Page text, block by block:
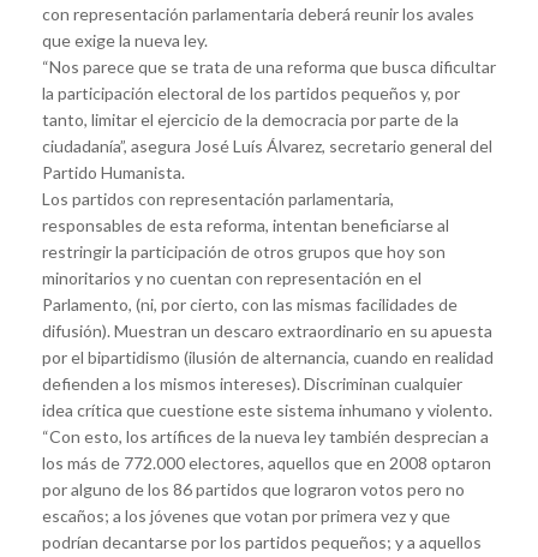
con representación parlamentaria deberá reunir los avales
que exige la nueva ley.
“Nos parece que se trata de una reforma que busca dificultar
la participación electoral de los partidos pequeños y, por
tanto, limitar el ejercicio de la democracia por parte de la
ciudadanía”, asegura José Luís Álvarez, secretario general del
Partido Humanista.
Los partidos con representación parlamentaria,
responsables de esta reforma, intentan beneficiarse al
restringir la participación de otros grupos que hoy son
minoritarios y no cuentan con representación en el
Parlamento, (ni, por cierto, con las mismas facilidades de
difusión). Muestran un descaro extraordinario en su apuesta
por el bipartidismo (ilusión de alternancia, cuando en realidad
defienden a los mismos intereses). Discriminan cualquier
idea crítica que cuestione este sistema inhumano y violento.
“Con esto, los artífices de la nueva ley también desprecian a
los más de 772.000 electores, aquellos que en 2008 optaron
por alguno de los 86 partidos que lograron votos pero no
escaños; a los jóvenes que votan por primera vez y que
podrían decantarse por los partidos pequeños; y a aquellos